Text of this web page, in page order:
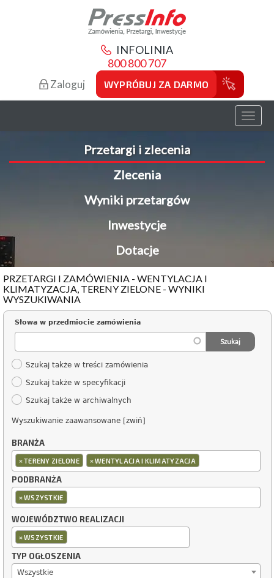
INFOLINIA
800 800 707
Zaloguj WYPRÓBUJ ZA DARMO
Toggle
Przetargi i zlecenia
Zlecenia
Wyniki przetargów
Inwestycje
Dotacje
PRZETARGI I ZAMÓWIENIA - WENTYLACJA I
KLIMATYZACJA, TERENY ZIELONE - WYNIKI
WYSZUKIWANIA
Słowa w przedmiocie zamówienia
Szukaj także w treści zamówienia
Szukaj także w specyfikacji
Szukaj także w archiwalnych
Wyszukiwanie zaawansowane [zwiń]
BRANŻA
×TERENY ZIELONE ×WENTYLACJA I KLIMATYZACJA
PODBRANŻA
×WSZYSTKIE
WOJEWÓDZTWO REALIZACJI
×WSZYSTKIE
TYP OGŁOSZENIA
Wszystkie